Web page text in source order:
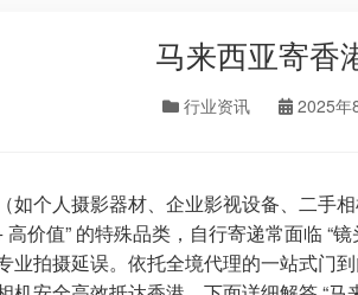
马来西亚寄香
行业资讯 2025年
如个人摄影器材、企业影视设备、二
高价值” 的特殊品类，自行寄递常面临 “
业拍摄延误。依托全境代理的一站式门